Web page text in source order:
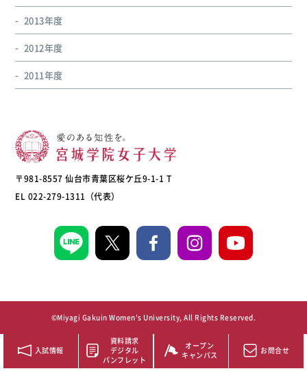
2013年度
2012年度
2011年度
〒981-8557 仙台市青葉区桜ケ丘9-1-1 T
EL 022-279-1311（代表）
©Miyagi Gakuin Women's University, All Rights Reserved.
入試情報
資料請求
デジタル
パンフレット
オープン
キャンパス
お問合せ